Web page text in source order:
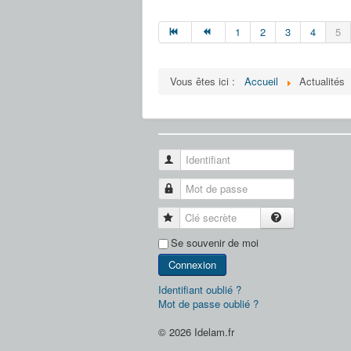
1 2 3 4 5
Vous êtes ici : Accueil Actualités
Identifiant
Mot de passe
Clé secrète
Se souvenir de moi
Connexion
Identifiant oublié ?
Mot de passe oublié ?
© 2026 Idelam.fr